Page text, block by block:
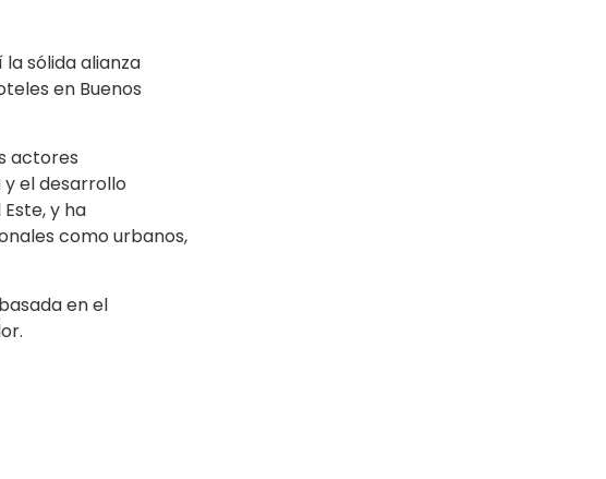
sólida alianza
en Buenos
actores
el desarrollo
y ha
como urbanos,
en el